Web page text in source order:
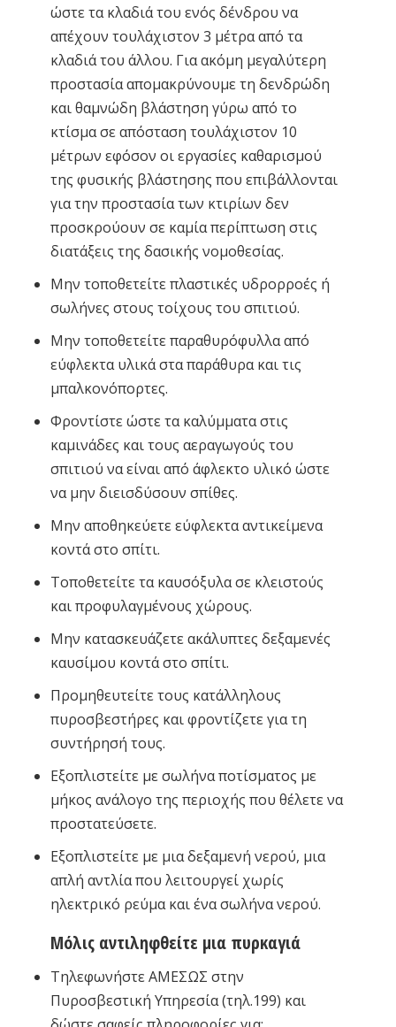
ώστε τα κλαδιά του ενός δένδρου να
απέχουν τουλάχιστον 3 μέτρα από τα
κλαδιά του άλλου. Για ακόμη μεγαλύτερη
προστασία απομακρύνουμε τη δενδρώδη
και θαμνώδη βλάστηση γύρω από το
κτίσμα σε απόσταση τουλάχιστον 10
μέτρων εφόσον οι εργασίες καθαρισμού
της φυσικής βλάστησης που επιβάλλονται
για την προστασία των κτιρίων δεν
προσκρούουν σε καμία περίπτωση στις
διατάξεις της δασικής νομοθεσίας.
Μην τοποθετείτε πλαστικές υδρορροές ή
σωλήνες στους τοίχους του σπιτιού.
Μην τοποθετείτε παραθυρόφυλλα από
εύφλεκτα υλικά στα παράθυρα και τις
μπαλκονόπορτες.
Φροντίστε ώστε τα καλύμματα στις
καμινάδες και τους αεραγωγούς του
σπιτιού να είναι από άφλεκτο υλικό ώστε
να μην διεισδύσουν σπίθες.
Μην αποθηκεύετε εύφλεκτα αντικείμενα
κοντά στο σπίτι.
Τοποθετείτε τα καυσόξυλα σε κλειστούς
και προφυλαγμένους χώρους.
Μην κατασκευάζετε ακάλυπτες δεξαμενές
καυσίμου κοντά στο σπίτι.
Προμηθευτείτε τους κατάλληλους
πυροσβεστήρες και φροντίζετε για τη
συντήρησή τους.
Εξοπλιστείτε με σωλήνα ποτίσματος με
μήκος ανάλογο της περιοχής που θέλετε να
προστατεύσετε.
Εξοπλιστείτε με μια δεξαμενή νερού, μια
απλή αντλία που λειτουργεί χωρίς
ηλεκτρικό ρεύμα και ένα σωλήνα νερού.
Μόλις αντιληφθείτε μια πυρκαγιά
Τηλεφωνήστε ΑΜΕΣΩΣ στην
Πυροσβεστική Υπηρεσία (τηλ.199) και